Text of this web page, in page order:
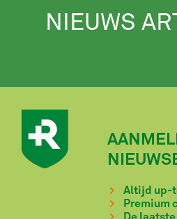
NIEUWS
Altijd up-
Premium